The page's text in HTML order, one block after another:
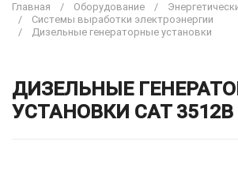
Главная Оборудование
Системы выработки электроэнергии
Дизельные генераторные установки
ДИЗЕЛЬНЫЕ
УСТАНОВКИ CAT 3512B